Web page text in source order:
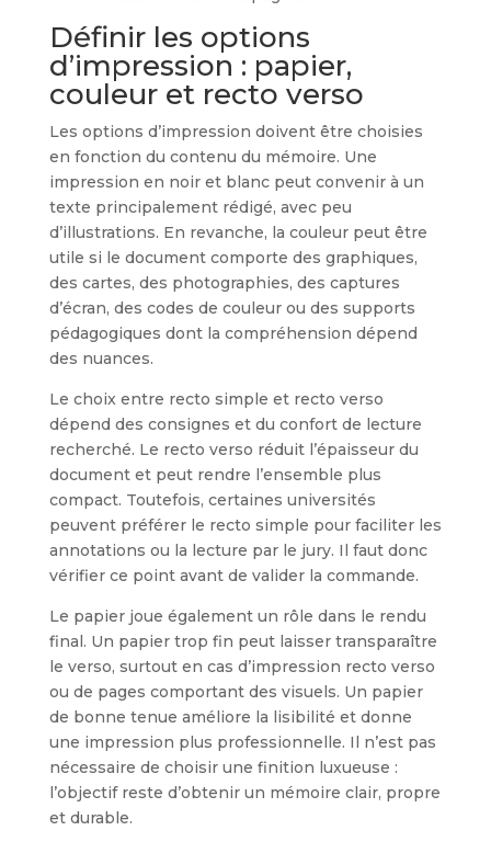
Définir les options
d’impression : papier,
couleur et recto verso
Les options d’impression doivent être choisies
en fonction du contenu du mémoire. Une
impression en noir et blanc peut convenir à un
texte principalement rédigé, avec peu
d’illustrations. En revanche, la couleur peut être
utile si le document comporte des graphiques,
des cartes, des photographies, des captures
d’écran, des codes de couleur ou des supports
pédagogiques dont la compréhension dépend
des nuances.
Le choix entre recto simple et recto verso
dépend des consignes et du confort de lecture
recherché. Le recto verso réduit l’épaisseur du
document et peut rendre l’ensemble plus
compact. Toutefois, certaines universités
peuvent préférer le recto simple pour faciliter les
annotations ou la lecture par le jury. Il faut donc
vérifier ce point avant de valider la commande.
Le papier joue également un rôle dans le rendu
final. Un papier trop fin peut laisser transparaître
le verso, surtout en cas d’impression recto verso
ou de pages comportant des visuels. Un papier
de bonne tenue améliore la lisibilité et donne
une impression plus professionnelle. Il n’est pas
nécessaire de choisir une finition luxueuse :
l’objectif reste d’obtenir un mémoire clair, propre
et durable.